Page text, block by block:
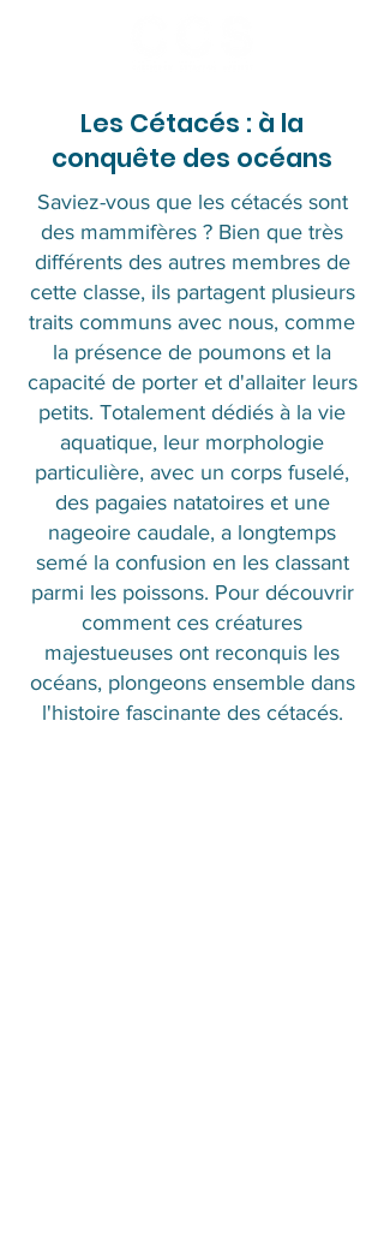
Les Cétacés : à la
conquête des océans
Saviez-vous que les cétacés sont
des mammifères ? Bien que très
différents des autres membres de
cette classe, ils partagent plusieurs
traits communs avec nous, comme
la présence de poumons et la
capacité de porter et d'allaiter leurs
petits. Totalement dédiés à la vie
aquatique, leur morphologie
particulière, avec un corps fuselé,
des pagaies natatoires et une
nageoire caudale, a longtemps
semé la confusion en les classant
parmi les poissons. Pour découvrir
comment ces créatures
majestueuses ont reconquis les
océans, plongeons ensemble dans
l'histoire fascinante des cétacés.